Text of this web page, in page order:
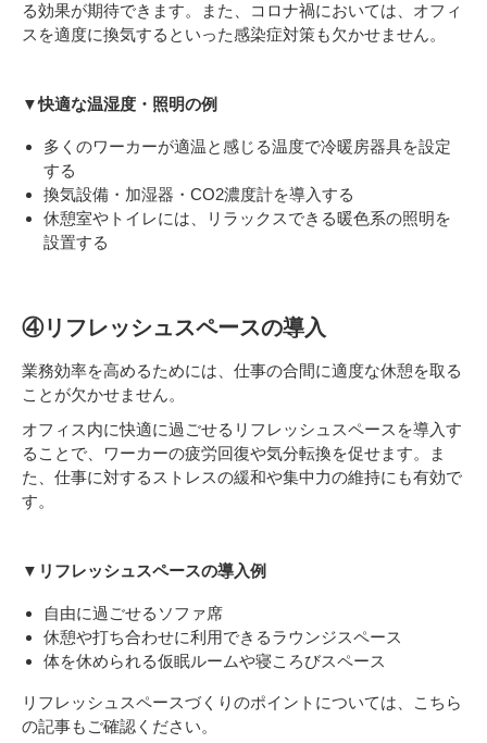
る効果が期待できます。また、コロナ禍においては、オフィ
スを適度に換気するといった感染症対策も欠かせません。
▼快適な温湿度・照明の例
多くのワーカーが適温と感じる温度で冷暖房器具を設定
する
換気設備・加湿器・CO2濃度計を導入する
休憩室やトイレには、リラックスできる暖色系の照明を
設置する
④リフレッシュスペースの導入
業務効率を高めるためには、仕事の合間に適度な休憩を取る
ことが欠かせません。
オフィス内に快適に過ごせるリフレッシュスペースを導入す
ることで、ワーカーの疲労回復や気分転換を促せます。ま
た、仕事に対するストレスの緩和や集中力の維持にも有効で
す。
▼リフレッシュスペースの導入例
自由に過ごせるソファ席
休憩や打ち合わせに利用できるラウンジスペース
体を休められる仮眠ルームや寝ころびスペース
リフレッシュスペースづくりのポイントについては、こちら
の記事もご確認ください。